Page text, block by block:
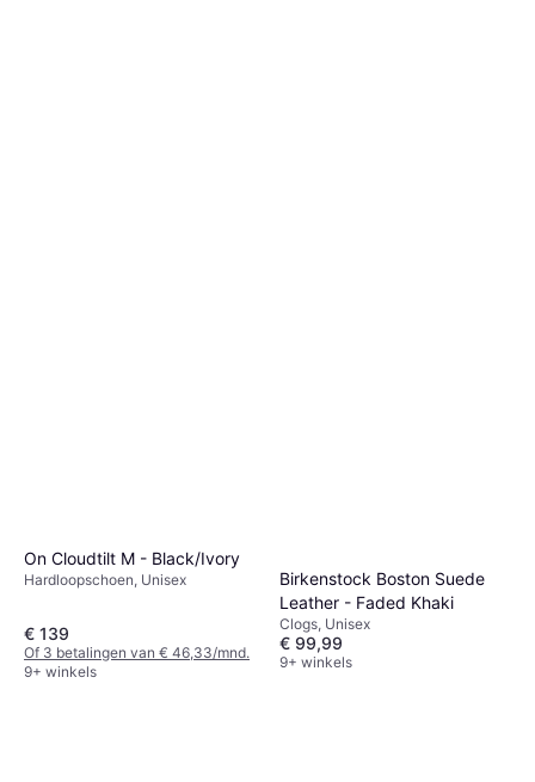
On Cloudtilt M - Black/Ivory
Hardloopschoen, Unisex
€ 139
Of 3 betalingen van € 46,33/mnd.
9+ winkels
Birkenstock Boston Suede
Leather - Faded Khaki
Clogs, Unisex
€ 99,99
9+ winkels